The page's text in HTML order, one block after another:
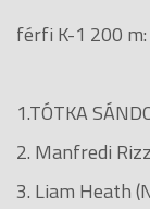
férfi K-1 200 m:
1.TÓTKA
2. Manfredi
3. Liam Heath